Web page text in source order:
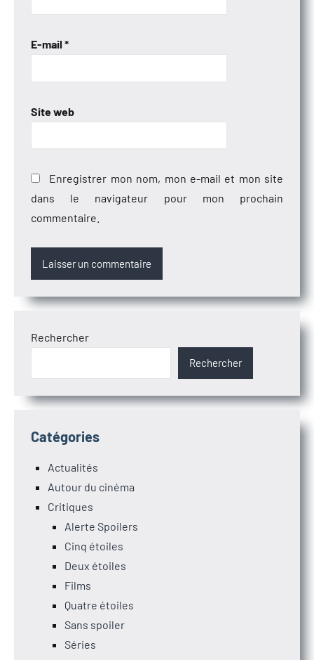
E-mail *
Site web
Enregistrer mon nom, mon e-mail et mon site
dans le navigateur pour mon prochain
commentaire.
Rechercher
Rechercher
Catégories
Actualités
Autour du cinéma
Critiques
Alerte Spoilers
Cinq étoiles
Deux étoiles
Films
Quatre étoiles
Sans spoiler
Séries